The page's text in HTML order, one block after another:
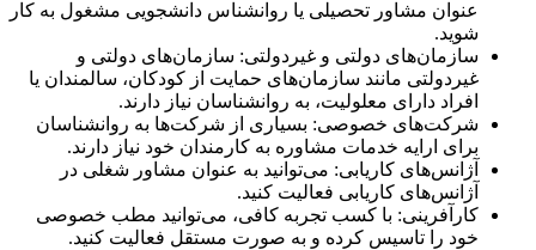
عنوان مشاور تحصیلی یا روانشناس دانشجویی مشغول به کار
شوید.
سازمان‌های دولتی و غیردولتی: سازمان‌های دولتی و
غیردولتی مانند سازمان‌های حمایت از کودکان، سالمندان یا
افراد دارای معلولیت، به روانشناسان نیاز دارند.
شرکت‌های خصوصی: بسیاری از شرکت‌ها به روانشناسان
برای ارایه خدمات مشاوره به کارمندان خود نیاز دارند.
آژانس‌های کاریابی: می‌توانید به عنوان مشاور شغلی در
آژانس‌های کاریابی فعالیت کنید.
کارآفرینی: با کسب تجربه کافی، می‌توانید مطب خصوصی
خود را تاسیس کرده و به صورت مستقل فعالیت کنید.